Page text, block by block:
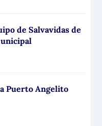
de Salvavidas de
Puerto Angelito